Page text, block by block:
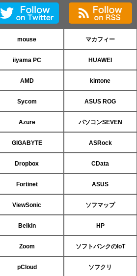
mouse マカフィー
iiyama PC HUAWEI
AMD kintone
Sycom ASUS ROG
Azure パソコンSEVEN
GIGABYTE ASRock
Dropbox CData
Fortinet ASUS
ViewSonic ソフマップ
Belkin HP
Zoom ソフトバンクのIoT
pCloud ソフクリ